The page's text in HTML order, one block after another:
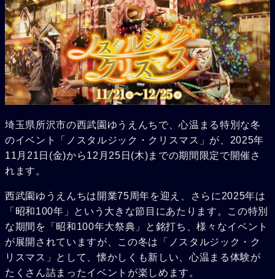
埼玉県所沢市の西武園ゆうえんちで、心温まる特別な冬
のイベント「ノスタルジック・クリスマス」が、2025年
11月21日(金)から12月25日(木)までの期間限定で開催さ
れます。
西武園ゆうえんちは開業75周年を迎え、さらに2025年は
「昭和100年」という大きな節目にあたります。この特別
な期間を「昭和100年大祭典」と銘打ち、様々なイベント
が展開されていますが、この冬は「ノスタルジック・ク
リスマス」として、懐かしくも新しい、心温まる体験が
たくさん詰まったイベントが楽しめます。